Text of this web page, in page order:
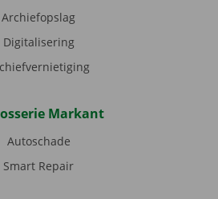
Archiefopslag
Digitalisering
Markant
Autoschade
Smart Repair